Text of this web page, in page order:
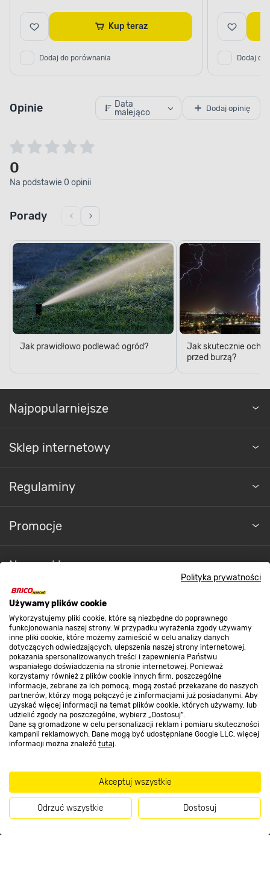
Polityka prywatności
Używamy plików cookie
Wykorzystujemy pliki cookie, które są niezbędne do poprawnego
funkcjonowania naszej strony. W przypadku wyrażenia zgody używamy
inne pliki cookie, które możemy zamieścić w celu analizy danych
dotyczących odwiedzających, ulepszenia naszej strony internetowej,
pokazania spersonalizowanych treści i zapewnienia Państwu
wspaniałego doświadczenia na stronie internetowej. Ponieważ
korzystamy również z plików cookie innych firm, poszczególne
informacje, zebrane za ich pomocą, mogą zostać przekazane do naszych
partnerów, którzy mogą połączyć je z informacjami już posiadanymi. Aby
uzyskać więcej informacji na temat plików cookie, których używamy, lub
udzielić zgody na poszczególne, wybierz „Dostosuj”.
Dane są gromadzone w celu personalizacji reklam i pomiaru skuteczności
kampanii reklamowych. Dane mogą być udostępniane Google LLC, więcej
informacji można znaleźć tutaj.
Akceptuj wszystkie
Odrzuć wszystkie Dostosuj
Kup teraz
Dodaj do porównania Dodaj do
Opinie
Data
malejąco
Dodaj opinię
0
Na podstawie 0 opinii
Porady
Jak prawidłowo podlewać ogród?
Jak skutecznie
przed burzą?
Najpopularniejsze
Sklep internetowy
Regulaminy
Promocje
Nasze sklepy
O nas
Kontakt do sklepu
Strefa biznesu
Dołącz do nas
Metody płatności